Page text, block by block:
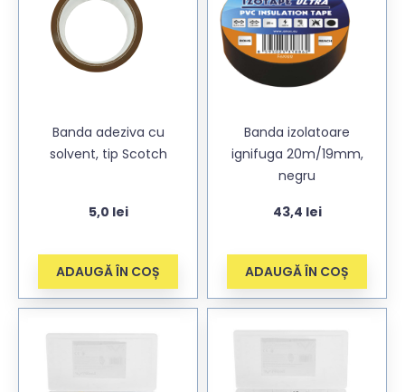
Banda adeziva cu
solvent, tip Scotch
5,0 lei
ADAUGĂ ÎN COȘ
Banda izolatoare
ignifuga 20m/19mm,
negru
43,4 lei
ADAUGĂ ÎN COȘ